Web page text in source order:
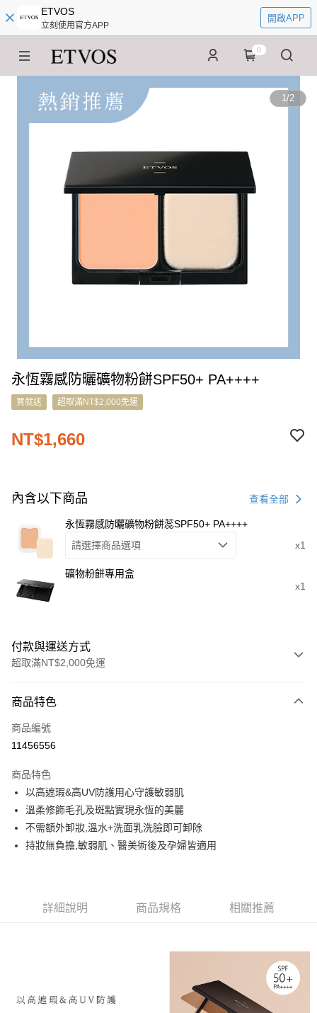
ETVOS
立刻使用官方APP
開啟APP
0
1/2
永恆霧感防曬礦物粉餅SPF50+ PA++++
買就送 超取滿NT$2,000免運
NT$1,660
內含以下商品 查看全部
永恆霧感防曬礦物粉餅蕊SPF50+ PA++++
請選擇商品選項
x1
礦物粉餅專用盒
x1
付款與運送方式
超取滿NT$2,000免運
信用卡一次付款
LINE Pay
街口支付
悠遊付
ATM付款
運送方式
每筆NT$70，滿NT$2,000(含以上)免運費
商品特色
商品編號
11456556
商品特色
以高遮瑕&高UV防護用心守護敏弱肌
溫柔修飾毛孔及斑點實現永恆的美麗
不需額外卸妝,溫水+洗面乳洗臉即可卸除
持妝無負擔,敏弱肌、醫美術後及孕婦皆適用
詳細說明 商品規格 相關推薦